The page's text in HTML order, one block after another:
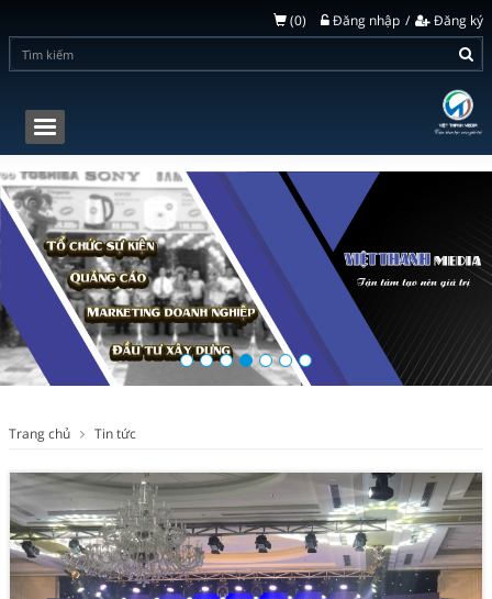
(0) Đăng nhập Đăng ký
Toggle
navigation
Trang chủ Tin tức